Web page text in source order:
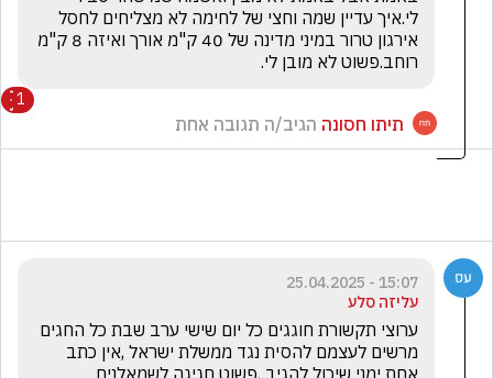
רוחב.פשוט לא מובן לי.
1
תיתו חסונה הגיב/ה תגובה אחת
15:07 - 25.04.2025
עליזה סלע
אחת ימני שיכול להגיב ,פשוט חגיגה לשמאלנים